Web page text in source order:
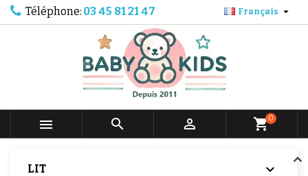
Téléphone: 03 45 81 21 47 Français 
   shopping_cart0
LIT